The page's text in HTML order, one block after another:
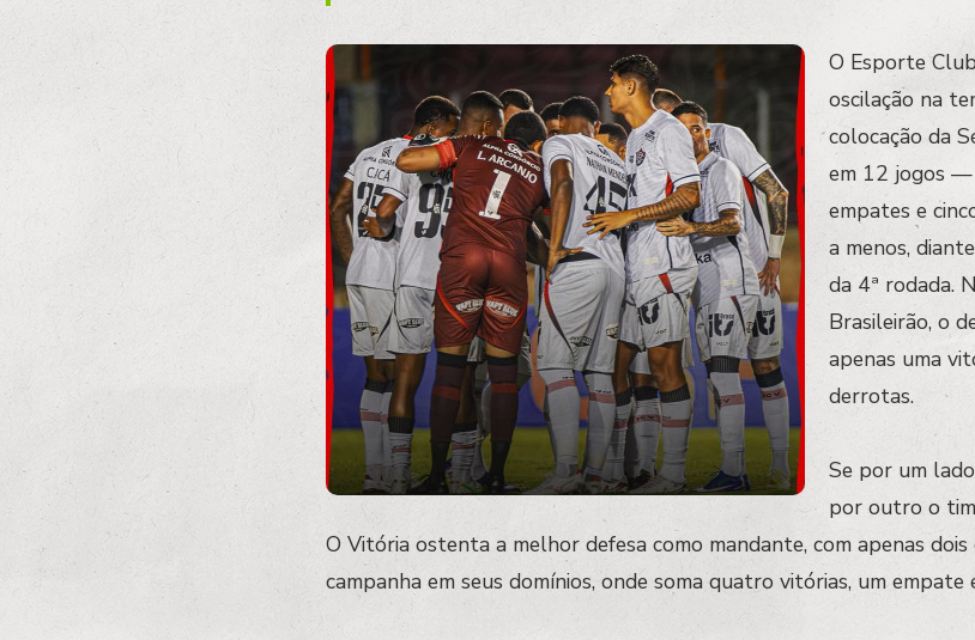
O Esporte
oscilação na
colocação da
em 12 jogos
empates e
a menos,
da 4ª rodada.
Brasileirão, o
apenas uma
derrotas.
Se por um
por outro o
O Vitória ostenta a melhor defesa como mandante, com apenas
campanha em seus domínios, onde soma quatro vitórias, um empate